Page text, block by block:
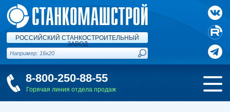
РОССИЙСКИЙ СТАНКОСТРОИТЕЛЬНЫЙ
ЗАВОД
8-800-250-88-55
Горячая линия отдела продаж